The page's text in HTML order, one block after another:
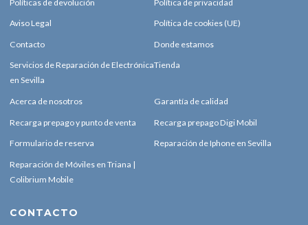
Políticas de devolución Política de privacidad
Aviso Legal Política de cookies (UE)
Contacto Donde estamos
Servicios de Reparación de Electrónica
en Sevilla
Tienda
Acerca de nosotros Garantía de calidad
Recarga prepago y punto de venta Recarga prepago Digi Mobil
Formulario de reserva Reparación de Iphone en Sevilla
Reparación de Móviles en Triana |
Colibrium Mobile
CONTACTO